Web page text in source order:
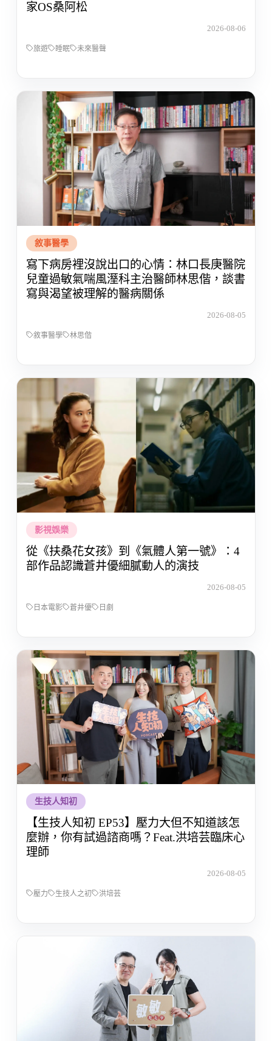
家OS桑阿松
2026-08-06
旅遊 睡眠 未來醫聲
敘事醫學
寫下病房裡沒說出口的心情：林口長庚醫院
兒童過敏氣喘風溼科主治醫師林思偕，談書
寫與渴望被理解的醫病關係
2026-08-05
敘事醫學 林思偕
影視娛樂
從《扶桑花女孩》到《氣體人第一號》：4
部作品認識蒼井優細膩動人的演技
2026-08-05
日本電影 蒼井優 日劇
生技人知初
【生技人知初 EP53】壓力大但不知道該怎
麼辦，你有試過諮商嗎？Feat.洪培芸臨床心
理師
2026-08-05
壓力 生技人之初 洪培芸